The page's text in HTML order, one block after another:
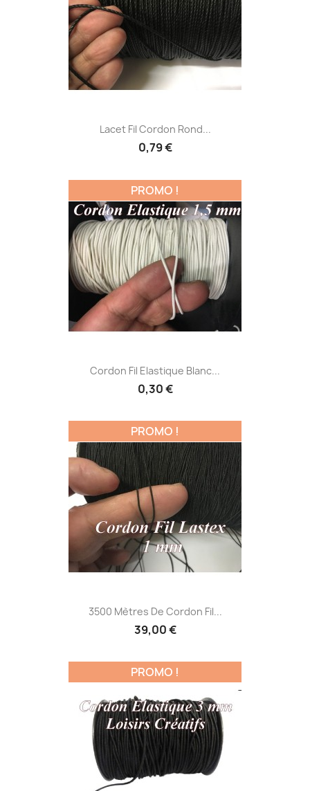
Lacet Fil Cordon Rond...
0,79 €
Cordon Fil Elastique Blanc...
0,30 €
PROMO !
3500 Mètres De Cordon Fil...
39,00 €
PROMO !
PROMO !